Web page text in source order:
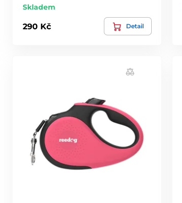
Skladem
290 Kč Detail